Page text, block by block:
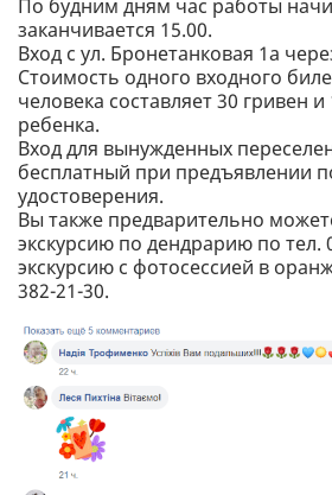
По будним дням час работы
заканчивается 15.00.
Вход с ул. Бронетанковая 1а
Стоимость одного входного
человека составляет 30 гривен
ребенка.
Вход для вынужденных
бесплатный при предъявлении
удостоверения.
Вы также предварительно
экскурсию по дендрарию по тел.
экскурсию с фотосессией в
382-21-30.